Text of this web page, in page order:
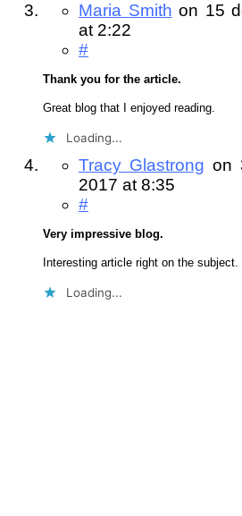
Maria Smith on 15
at 2:22
#
Thank you for the article.
Great blog that I enjoyed reading.
Loading...
Tracy Glastrong on
2017 at 8:35
#
Very impressive blog.
Interesting article right on the subject.
Loading...